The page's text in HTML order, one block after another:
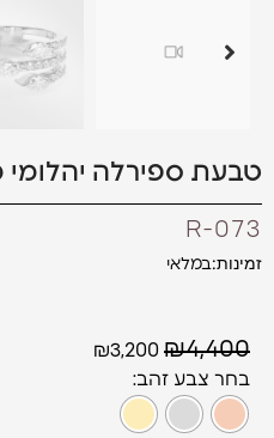
טבעת ספירלה
R-073
זמינות:במלאי
₪4,400
₪3,200
צבע זהב